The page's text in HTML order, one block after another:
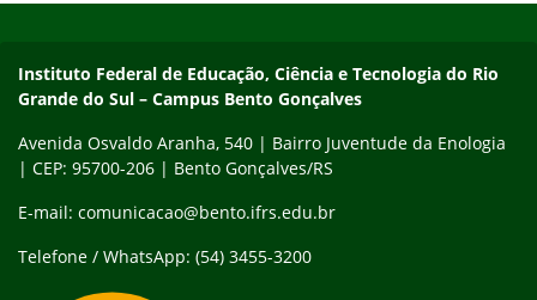
Contato
Instituto Federal de Educação, Ciência e Tecnologia do Rio
Grande do Sul – Campus Bento Gonçalves
Avenida Osvaldo Aranha, 540 | Bairro Juventude da Enologia
| CEP: 95700-206 | Bento Gonçalves/RS
E-mail: comunicacao@bento.ifrs.edu.br
Telefone / WhatsApp: (54) 3455-3200